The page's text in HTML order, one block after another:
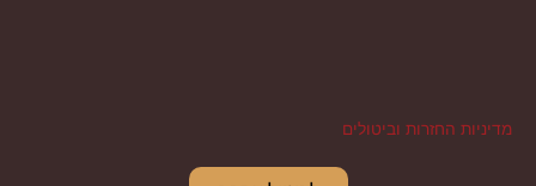
מדיניות החזרות וביטולים